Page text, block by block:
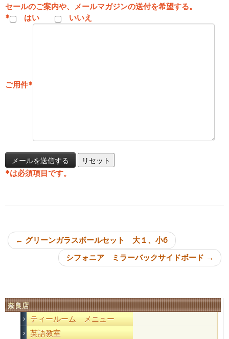
セールのご案内や、メールマガジンの送付を希望する。
*
はい いいえ
ご用件*
*は必須項目です。
← グリーンガラスボールセット 大１、小6
シフォニア ミラーバックサイドボード →
奈良店
ティールーム メニュー
英語教室